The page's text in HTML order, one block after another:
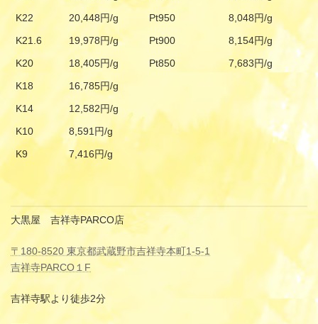
K22
20,448円/g Pt950
8,048円/g
K21.6
19,978円/g Pt900
8,154円/g
K20
18,405円/g Pt850
7,683円/g
K18
16,785円/g
K14
12,582円/g
K10
8,591円/g
K9
7,416円/g
大黒屋 吉祥寺PARCO店
〒180-8520 東京都武蔵野市吉祥寺本町1-5-1
吉祥寺PARCO１F
吉祥寺駅より徒歩2分